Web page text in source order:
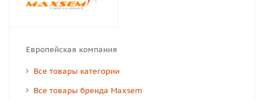
Европейская компания
Все товары категории
Все товары бренда Maxsem